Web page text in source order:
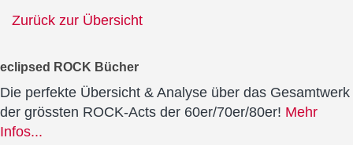
Zurück zur Übersicht
eclipsed ROCK Bücher
Die perfekte Übersicht & Analyse über das Gesamtwerk
der grössten ROCK-Acts der 60er/70er/80er! Mehr
Infos...